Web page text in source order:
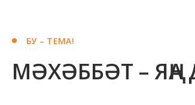
БУ – ТЕМА!
МӘХӘББӘТ –